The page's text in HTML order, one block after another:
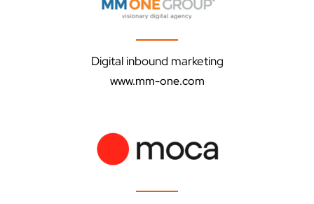
Digital inbound marketing
www.mm-one.com